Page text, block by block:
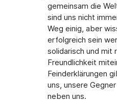
gemeinsam die
sind uns nicht
Weg einig, aber
erfolgreich sein
solidarisch und mit
Freundlichkeit
Feinderklärungen
uns, unsere
neben uns.